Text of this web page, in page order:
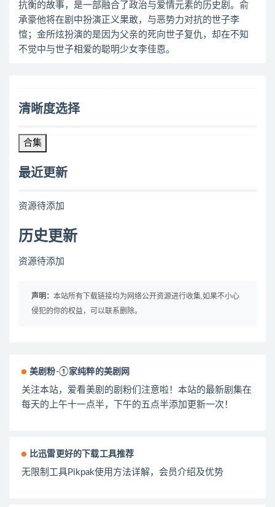
抗衡的故事，是一部融合了政治与爱情元素的历史剧。俞
承豪他将在剧中扮演正义果敢，与恶势力对抗的世子李
愃；金所炫扮演的是因为父亲的死向世子复仇，却在不知
不觉中与世子相爱的聪明少女李佳恩。
清晰度选择
合集
最近更新
资源待添加
历史更新
资源待添加
声明： 本站所有下载链接均为网络公开资源进行收集,如果不小心
侵犯的你的权益，可以联系删除。
美剧粉-①家纯粹的美剧网
关注本站，爱看美剧的剧粉们注意啦！本站的最新剧集在
每天的上午十一点半，下午的五点半添加更新一次！
比迅雷更好的下载工具推荐
无限制工具Pikpak使用方法详解，会员介绍及优势